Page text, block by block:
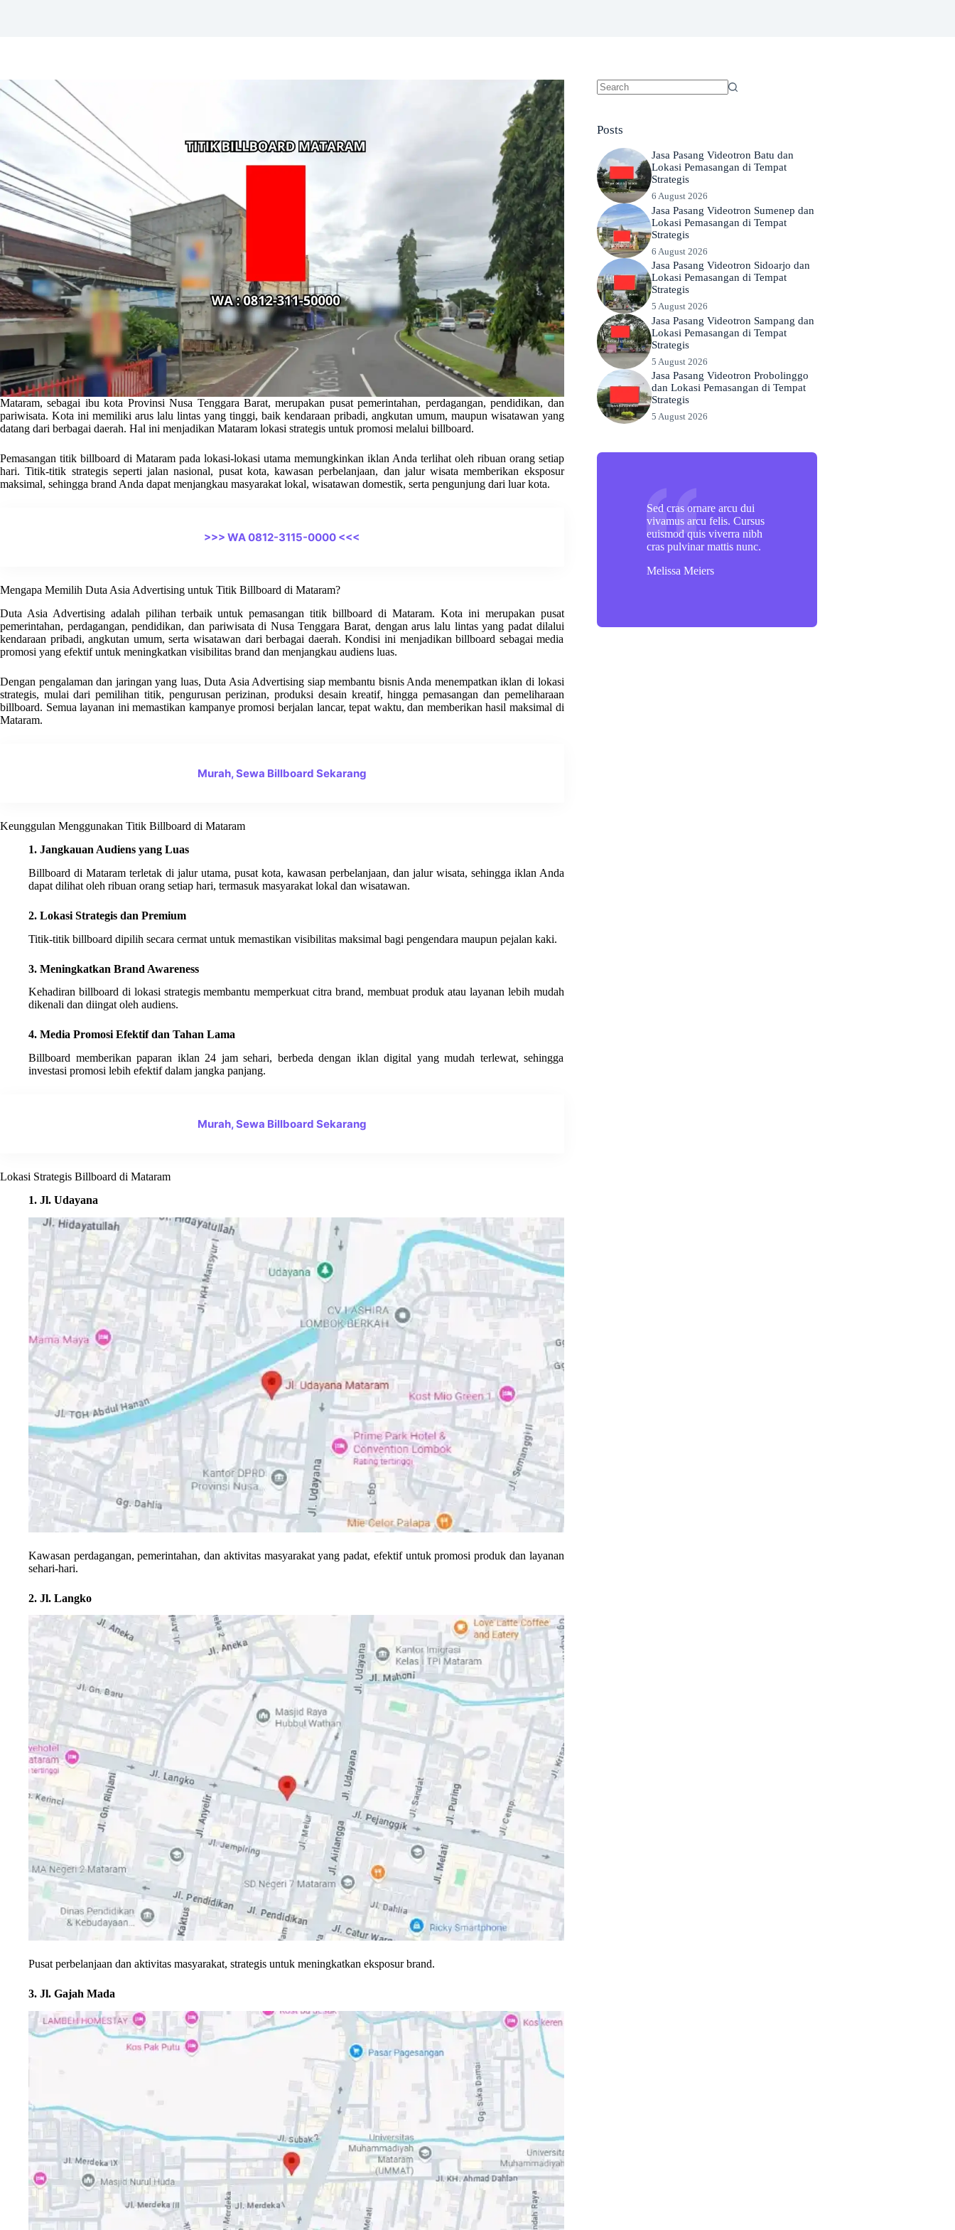
Mataram, sebagai ibu kota Provinsi Nusa Tenggara Barat, merupakan pusat pemerintahan, perdagangan, pendidikan, dan
pariwisata. Kota ini memiliki arus lalu lintas yang tinggi, baik kendaraan pribadi, angkutan umum, maupun wisatawan yang
datang dari berbagai daerah. Hal ini menjadikan Mataram lokasi strategis untuk promosi melalui billboard.
Pemasangan titik billboard di Mataram pada lokasi-lokasi utama memungkinkan iklan Anda terlihat oleh ribuan orang setiap
hari. Titik-titik strategis seperti jalan nasional, pusat kota, kawasan perbelanjaan, dan jalur wisata memberikan eksposur
maksimal, sehingga brand Anda dapat menjangkau masyarakat lokal, wisatawan domestik, serta pengunjung dari luar kota.
>>> WA 0812-3115-0000 <<<
Mengapa Memilih Duta Asia Advertising untuk Titik Billboard di Mataram?
Duta Asia Advertising adalah pilihan terbaik untuk pemasangan titik billboard di Mataram. Kota ini merupakan pusat
pemerintahan, perdagangan, pendidikan, dan pariwisata di Nusa Tenggara Barat, dengan arus lalu lintas yang padat dilalui
kendaraan pribadi, angkutan umum, serta wisatawan dari berbagai daerah. Kondisi ini menjadikan billboard sebagai media
promosi yang efektif untuk meningkatkan visibilitas brand dan menjangkau audiens luas.
Dengan pengalaman dan jaringan yang luas, Duta Asia Advertising siap membantu bisnis Anda menempatkan iklan di lokasi
strategis, mulai dari pemilihan titik, pengurusan perizinan, produksi desain kreatif, hingga pemasangan dan pemeliharaan
billboard. Semua layanan ini memastikan kampanye promosi berjalan lancar, tepat waktu, dan memberikan hasil maksimal di
Mataram.
Murah, Sewa Billboard Sekarang
Keunggulan Menggunakan Titik Billboard di Mataram
1. Jangkauan Audiens yang Luas
Billboard di Mataram terletak di jalur utama, pusat kota, kawasan perbelanjaan, dan jalur wisata, sehingga iklan Anda
dapat dilihat oleh ribuan orang setiap hari, termasuk masyarakat lokal dan wisatawan.
2. Lokasi Strategis dan Premium
Titik-titik billboard dipilih secara cermat untuk memastikan visibilitas maksimal bagi pengendara maupun pejalan kaki.
3. Meningkatkan Brand Awareness
Kehadiran billboard di lokasi strategis membantu memperkuat citra brand, membuat produk atau layanan lebih mudah
dikenali dan diingat oleh audiens.
4. Media Promosi Efektif dan Tahan Lama
Billboard memberikan paparan iklan 24 jam sehari, berbeda dengan iklan digital yang mudah terlewat, sehingga
investasi promosi lebih efektif dalam jangka panjang.
Murah, Sewa Billboard Sekarang
Lokasi Strategis Billboard di Mataram
1. Jl. Udayana
Kawasan perdagangan, pemerintahan, dan aktivitas masyarakat yang padat, efektif untuk promosi produk dan layanan
sehari-hari.
2. Jl. Langko
Pusat perbelanjaan dan aktivitas masyarakat, strategis untuk meningkatkan eksposur brand.
3. Jl. Gajah Mada
Posts
Jasa Pasang Videotron Batu dan
Lokasi Pemasangan di Tempat
Strategis
6 August 2026
Jasa Pasang Videotron Sumenep dan
Lokasi Pemasangan di Tempat
Strategis
6 August 2026
Jasa Pasang Videotron Sidoarjo dan
Lokasi Pemasangan di Tempat
Strategis
5 August 2026
Jasa Pasang Videotron Sampang dan
Lokasi Pemasangan di Tempat
Strategis
5 August 2026
Jasa Pasang Videotron Probolinggo
dan Lokasi Pemasangan di Tempat
Strategis
5 August 2026
Sed cras ornare arcu dui
vivamus arcu felis. Cursus
euismod quis viverra nibh
cras pulvinar mattis nunc.
Melissa Meiers